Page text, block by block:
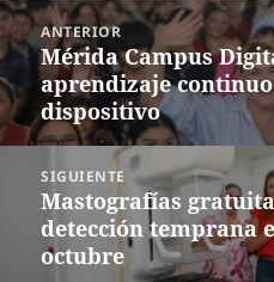
Navegación
de
entradas
ANTERIOR
Entrada
anterior:
Mérida Campus
aprendizaje
dispositivo
SIGUIENTE
Siguiente
entrada:
Mastografías
detección temprana
octubre